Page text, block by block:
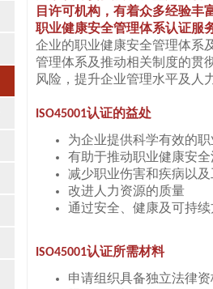
目许可机构，有着众多经验丰
职业健康安全管理体系认证服
企业的职业健康安全管理体系
管理体系及推动相关制度的贯
风险，提升企业管理水平及人
ISO45001认证的益处
为企业提供科学有效的
有助于推动职业健康安
减少职业伤害和疾病以
改进人力资源的质量
通过安全、健康及可持
ISO45001认证所需材料
申请组织具备独立法律